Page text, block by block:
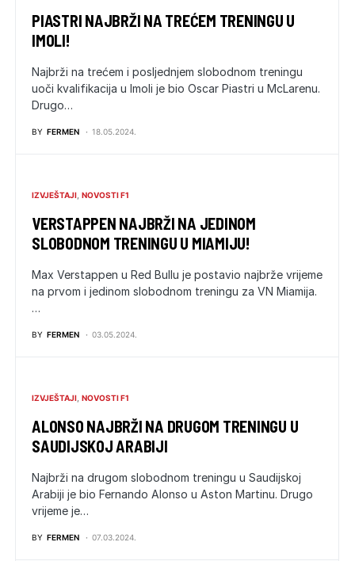
PIASTRI NAJBRŽI NA TREĆEM TRENINGU U
IMOLI!
Najbrži na trećem i posljednjem slobodnom treningu
uoči kvalifikacija u Imoli je bio Oscar Piastri u McLarenu.
Drugo…
BY FERMEN 18.05.2024.
IZVJEŠTAJI NOVOSTI F1
VERSTAPPEN NAJBRŽI NA JEDINOM
SLOBODNOM TRENINGU U MIAMIJU!
Max Verstappen u Red Bullu je postavio najbrže vrijeme
na prvom i jedinom slobodnom treningu za VN Miamija.
…
BY FERMEN 03.05.2024.
IZVJEŠTAJI NOVOSTI F1
ALONSO NAJBRŽI NA DRUGOM TRENINGU U
SAUDIJSKOJ ARABIJI
Najbrži na drugom slobodnom treningu u Saudijskoj
Arabiji je bio Fernando Alonso u Aston Martinu. Drugo
vrijeme je…
BY FERMEN 07.03.2024.